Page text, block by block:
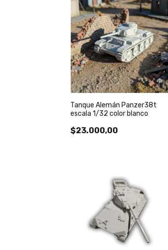
Tanque Alemán Panzer38t
escala 1/32 color blanco
$23.000,00